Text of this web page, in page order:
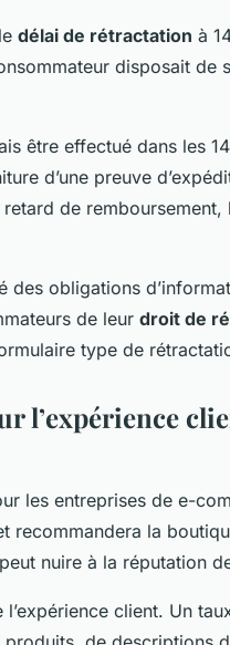
délai de rétractation à
disposait de
être effectué dans les
d’une preuve
de
des obligations
de leur droit de
type de
l’expérience
les entreprises de e-
recommandera la
nuire à la réputation
client. Un